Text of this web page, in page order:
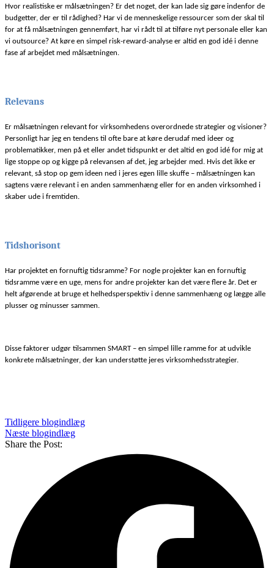
Hvor realistiske er målsætningen? Er det noget, der kan lade sig gøre indenfor de
budgetter, der er til rådighed? Har vi de menneskelige ressourcer som der skal til
for at få målsætningen gennemført, har vi rådt til at tilføre nyt personale eller kan
vi outsource? At køre en simpel risk-reward-analyse er altid en god idé i denne
fase af arbejdet med målsætningen.
Relevans
Er målsætningen relevant for virksomhedens overordnede strategier og visioner?
Personligt har jeg en tendens til ofte bare at køre derudaf med ideer og
problematikker, men på et eller andet tidspunkt er det altid en god idé for mig at
lige stoppe op og kigge på relevansen af det, jeg arbejder med. Hvis det ikke er
relevant, så stop op gem ideen ned i jeres egen lille skuffe – målsætningen kan
sagtens være relevant i en anden sammenhæng eller for en anden virksomhed i
skaber ude i fremtiden.
Tidshorisont
Har projektet en fornuftig tidsramme? For nogle projekter kan en fornuftig
tidsramme være en uge, mens for andre projekter kan det være flere år. Det er
helt afgørende at bruge et helhedsperspektiv i denne sammenhæng og lægge alle
plusser og minusser sammen.
Disse faktorer udgør tilsammen SMART – en simpel lille ramme for at udvikle
konkrete målsætninger, der kan understøtte jeres virksomhedsstrategier.
Tidligere blogindlæg
Næste blogindlæg
Share the Post: